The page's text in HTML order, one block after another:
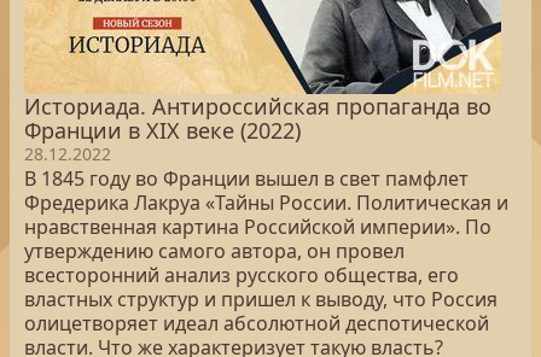
Историада. Антироссийская пропаганда во
Франции в XIX веке (2022)
28.12.2022
В 1845 году во Франции вышел в свет памфлет
Фредерика Лакруа «Тайны России. Политическая и
нравственная картина Российской империи». По
утверждению самого автора, он провел
всесторонний анализ русского общества, его
властных структур и пришел к выводу, что Россия
олицетворяет идеал абсолютной деспотической
власти. Что же характеризует такую власть?